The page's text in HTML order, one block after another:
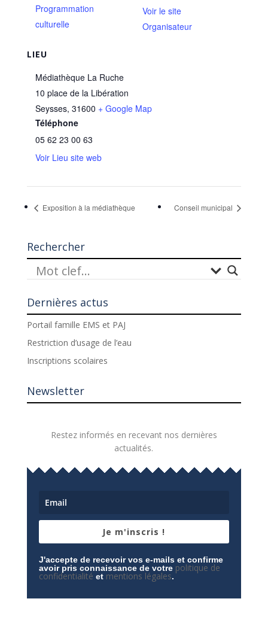
Programmation
culturelle
LIEU
Médiathèque La Ruche
10 place de la Libération
Seysses, 31600 + Google Map
Téléphone
05 62 23 00 63
Voir Lieu site web
Voir le site
Organisateur
Exposition à la médiathèque Conseil municipal
Rechercher
Dernières actus
Portail famille EMS et PAJ
Restriction d’usage de l’eau
Inscriptions scolaires
Newsletter
Restez informés en recevant nos dernières
actualités.
Je m'inscris !
J'accepte de recevoir vos e-mails et confirme
avoir pris connaissance de votre politique de
confidentialité et mentions légales.